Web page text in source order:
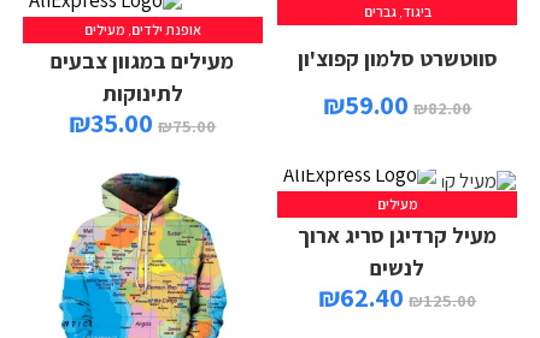
ביגוד ,גברים
סווטשרט סלמון קפוצ'ון
₪82.00
₪59.00
אופנת ילדים, מעילים
מעילים במגוון צבעים
לתינוקות
₪75.00
₪35.00
מעילים
מעיל קרדיגן סריג ארוך
לנשים
₪125.00
₪62.40